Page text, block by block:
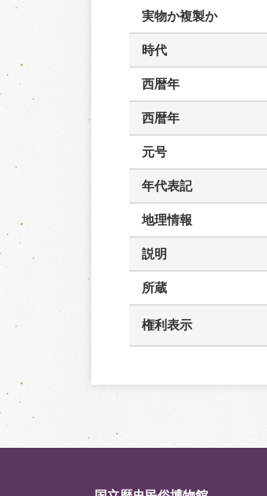
実物か複製か
時代
西暦年
西暦年
元号
年代表記
地理情報
説明
所蔵
権利表示